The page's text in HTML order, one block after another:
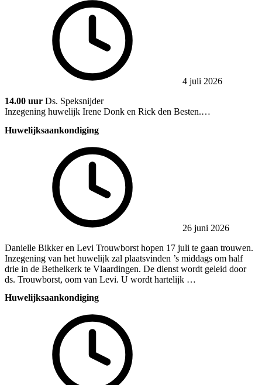
4 juli 2026
14.00 uur Ds. Speksnijder
Inzegening huwelijk Irene Donk en Rick den Besten.…
Huwelijksaankondiging
26 juni 2026
Danielle Bikker en Levi Trouwborst hopen 17 juli te gaan trouwen.
Inzegening van het huwelijk zal plaatsvinden ’s middags om half
drie in de Bethelkerk te Vlaardingen. De dienst wordt geleid door
ds. Trouwborst, oom van Levi. U wordt hartelijk …
Huwelijksaankondiging